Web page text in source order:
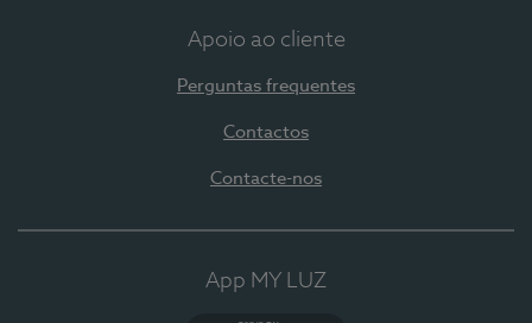
Apoio ao cliente
Perguntas frequentes
Contactos
Contacte-nos
App MY LUZ